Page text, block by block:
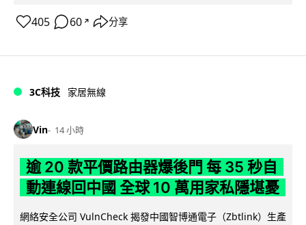
405 60 ↗ 分享
3C科技 家居無線
Vin 14 小時
逾 20 款平價路由器爆後門 每 35 秒自
動連線回中國 全球 10 萬用家私隱堪憂
網絡安全公司 VulnCheck 揭發中國智博通電子（Zbtlink）生產